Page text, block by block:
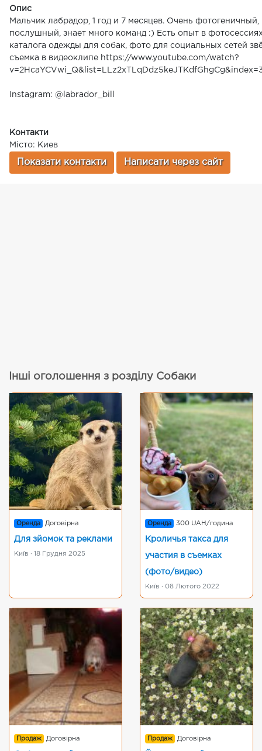
Опис
Мальчик лабрадор, 1 год и 7 месяцев. Очень фотогеничный,
послушный, знает много команд :) Есть опыт в
каталога одежды для собак, фото для социальных сетей
съемка в видеоклипе https://www.youtube.com/watch?
Instagram: @labrador_bill
Контакти
Місто: Киев
Показати контакти Написати через сайт
Інші оголошення з розділу Собаки
Оренда Договірна
Для зйомок та реклами
Київ · 18 Грудня 2025
Оренда 300 UAH/година
Кроличья такса для
участия в съемках
(фото/видео)
Київ · 08 Лютого 2022
Продаж Договірна Продаж Договірна